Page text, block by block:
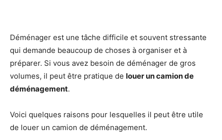
Déménager est une tâche difficile et souvent stressante
qui demande beaucoup de choses à organiser et à
préparer. Si vous avez besoin de déménager de gros
volumes, il peut être pratique de louer un camion de
déménagement.
Voici quelques raisons pour lesquelles il peut être utile
de louer un camion de déménagement.